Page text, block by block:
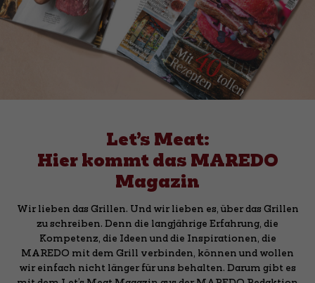
Let’s Meat:
Hier kommt das MAREDO
Magazin
Wir lieben das Grillen. Und wir lieben es, über das Grillen
zu schreiben. Denn die langjährige Erfahrung, die
Kompetenz, die Ideen und die Inspirationen, die
MAREDO mit dem Grill verbinden, können und wollen
wir einfach nicht länger für uns behalten. Darum gibt es